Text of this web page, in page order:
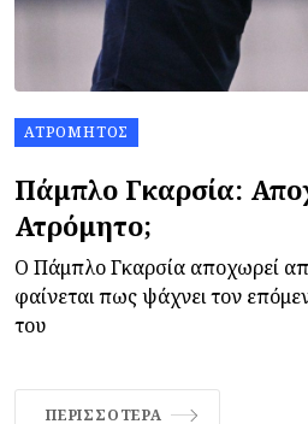
ΑΤΡΌΜΗΤΟΣ
Πάμπλο Γκαρσία:
Ατρόμητο;
Ο Πάμπλο Γκαρσία αποχωρεί
φαίνεται πως ψάχνει τον
του
ΠΕΡΙΣΣΌΤΕΡΑ